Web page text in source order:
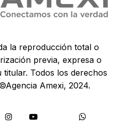
la reproducción total o
previa, expresa o
titular. Todos los derechos
Amexi, 2024.